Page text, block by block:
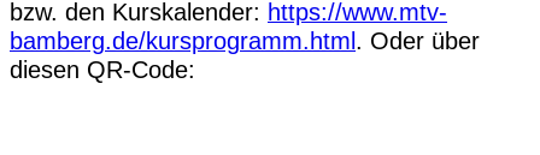
bzw. den Kurskalender: https://www.mtv-
bamberg.de/kursprogramm.html . Oder über
diesen QR-Code: